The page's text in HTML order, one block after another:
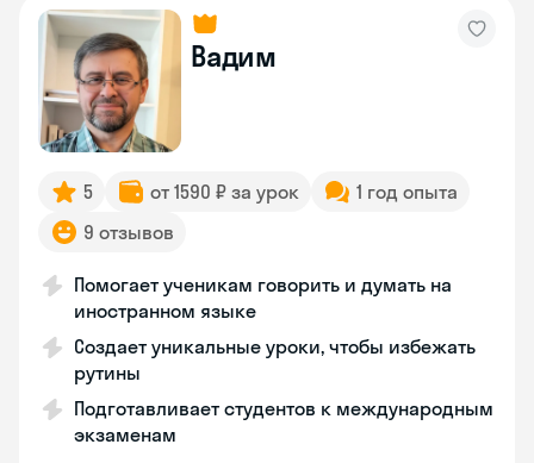
Вадим
5 от 1590 ₽ за урок
1 год опыта
9 отзывов
Помогает ученикам говорить и думать на
иностранном языке
Создает уникальные уроки, чтобы избежать
рутины
Подготавливает студентов к международным
экзаменам